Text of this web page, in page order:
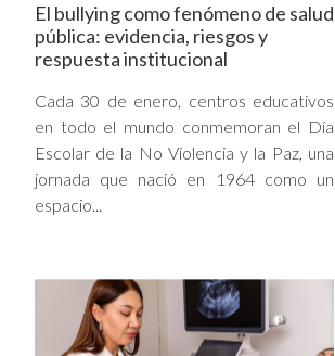
El bullying como fenómeno de salud
pública: evidencia, riesgos y
respuesta institucional
Cada 30 de enero, centros educativos
en todo el mundo conmemoran el Día
Escolar de la No Violencia y la Paz, una
jornada que nació en 1964 como un
espacio...